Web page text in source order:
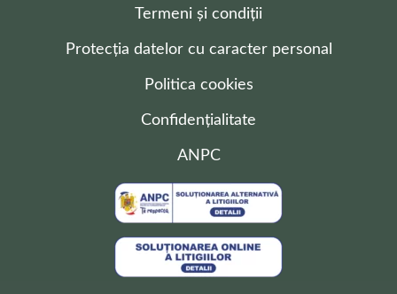
Termeni și condiții
Protecția datelor cu caracter personal
Politica cookies
Confidențialitate
ANPC